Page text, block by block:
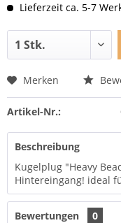
Lieferzeit ca. 5-7
Merken
Artikel-Nr.:
Beschreibung
Kugelplug "Heavy
Hintereingang! ideal
Bewertungen
0